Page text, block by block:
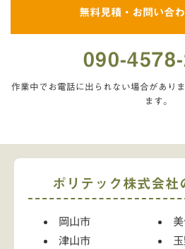
無料見積・お問い合
090-
作業中でお電話に出られない場合があり
ます。
ポリテック株式会社
岡山市
津山市